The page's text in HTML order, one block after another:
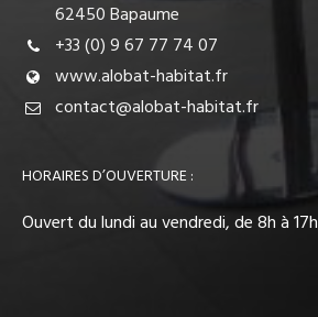
62450 Bapaume
+33 (0) 9 67 77 74 07
www.alobat-habitat.fr
contact@alobat-habitat.fr
HORAIRES D’OUVERTURE :
Ouvert du lundi au vendredi, de 8h à 17h